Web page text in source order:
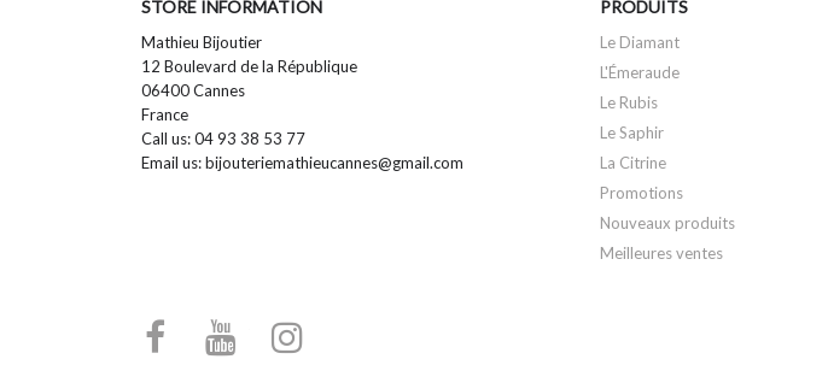
STORE INFORMATION
Mathieu Bijoutier
12 Boulevard de la République
06400 Cannes
France
Call us:04 93 38 53 77
Email us:bijouteriemathieucannes@gmail.com
PRODUITS
Le Diamant
L'Émeraude
Le Rubis
Le Saphir
La Citrine
Promotions
Nouveaux produits
Meilleures ventes
Facebook YouTube